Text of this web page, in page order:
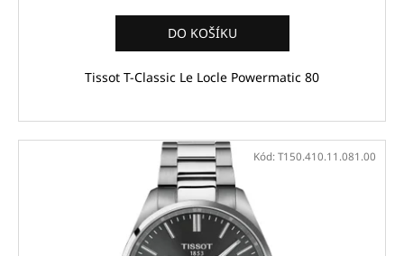
DO KOŠÍKU
Tissot T-Classic Le Locle Powermatic 80
Kód: T150.410.11.081.00